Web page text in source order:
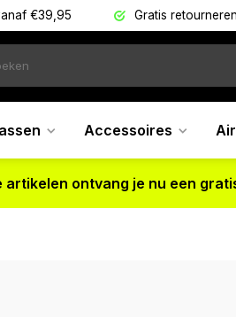
€39,95 Gratis
Accessoires
ontvang je nu een